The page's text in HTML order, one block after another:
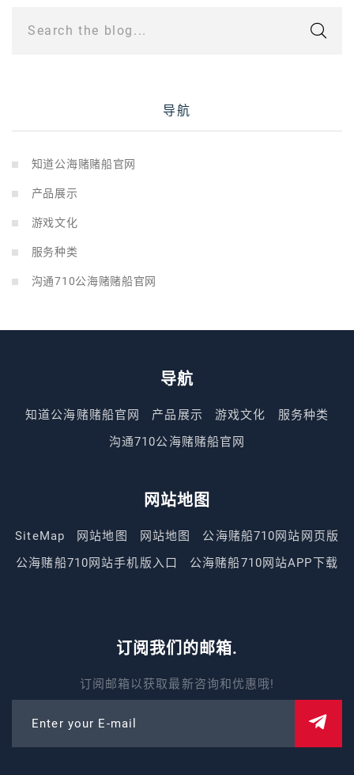
Search the blog...
导航
知道公海赌赌船官网
产品展示
游戏文化
服务种类
沟通710公海赌赌船官网
导航
知道公海赌赌船官网 产品展示 游戏文化
服务种类
沟通710公海赌赌船官网
网站地图
SiteMap 网站地图 网站地图
公海赌船710网站网页版
公海赌船710网站手机版入口
公海赌船710网站APP下载
订阅我们的邮箱.
订阅邮箱以获取最新咨询和优惠哦!
Enter your E-mail